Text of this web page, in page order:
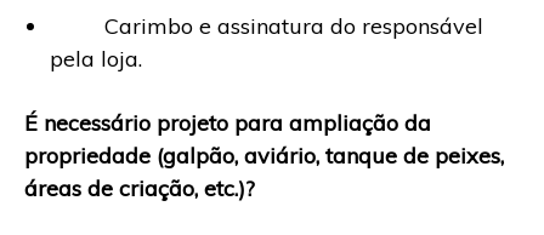
Carimbo e assinatura do responsável
pela loja.
É necessário projeto para ampliação da
propriedade (galpão, aviário, tanque de peixes,
áreas de criação, etc.)?